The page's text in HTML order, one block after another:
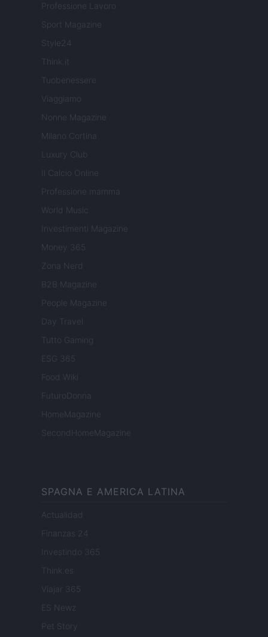
Professione Lavoro
Sport Magazine
Style24
Think.it
Tuobenessere
Viaggiamo
Nonne Magazine
Milano Cortina
Luxury Club
Il Calcio Online
Professione mamma
World Music
Investimenti Magazine
Money 365
Zona Nerd
B2B Magazine
People Magazine
Day Travel
Tutto Gaming
ESG 365
Food Wiki
FuturoDonna
HomeMagazine
SecondHomeMagazine
SPAGNA E AMERICA LATINA
Actualidad
Finanzas 24
Investindo 365
Think.es
Viajar 365
ES Newz
Pet Story